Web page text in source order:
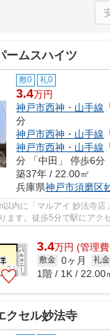
ームスハイツ
敷0 礼0
3.4万円
神戸市西神・山手線
分
神戸市西神・山手線
神戸市西神・山手線
分 「中田」 停歩6分
築37年 / 22.00㎡
兵庫県神戸市須磨区
内に「マルアイ 妙法寺店
ます。徒歩5分で駅にアク
3.4万円 (管理
敷金 0ヶ月 礼金
1階 / 1K / 22.00
クセル妙法寺